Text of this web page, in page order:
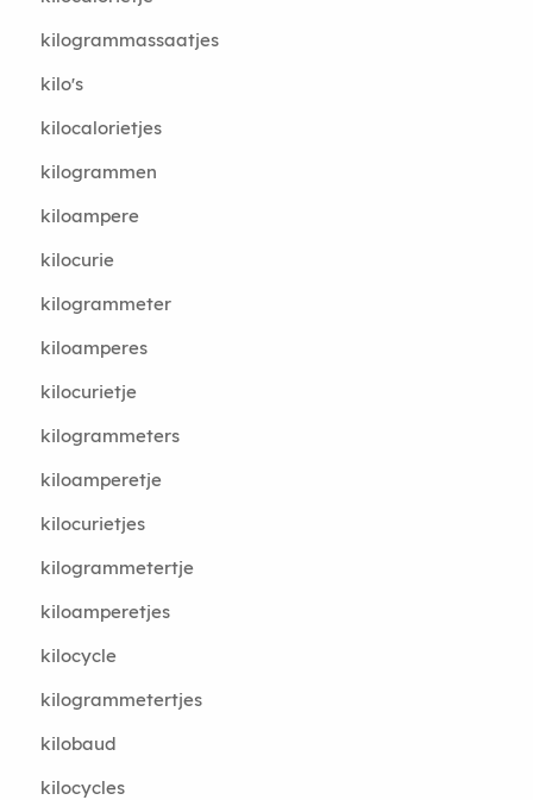
kilogrammassaatjes
kilo's
kilocalorietjes
kilogrammen
kiloampere
kilocurie
kilogrammeter
kiloamperes
kilocurietje
kilogrammeters
kiloamperetje
kilocurietjes
kilogrammetertje
kiloamperetjes
kilocycle
kilogrammetertjes
kilobaud
kilocycles